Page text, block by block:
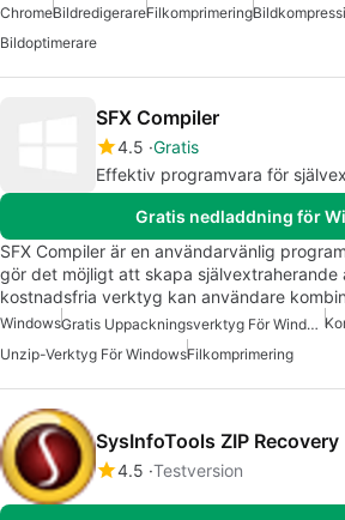
ChromeBildredigerareFilkomprimering
Bildoptimerare
SFX Compiler
4.5 Gratis
Effektiv programvara för
Gratis nedladdning för
SFX Compiler är en användarvänlig
gör det möjligt att skapa självextraherande
kostnadsfria verktyg kan användare
Windows Gratis Uppackningsverktyg För Windows
Unzip-Verktyg För WindowsFilkomprimering
SysInfoTools ZIP Recovery
4.5 Testversion